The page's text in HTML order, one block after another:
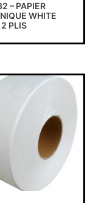
– PAPIER
WHITE
PLIS